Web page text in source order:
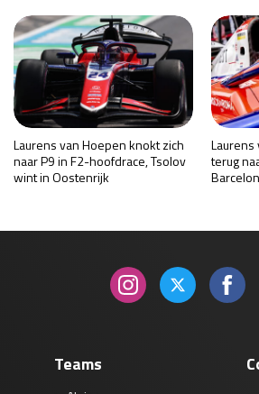
Laurens van Hoepen knokt zich
naar P9 in F2-hoofdrace, Tsolov
wint in Oostenrijk
Laurens
terug
Teams